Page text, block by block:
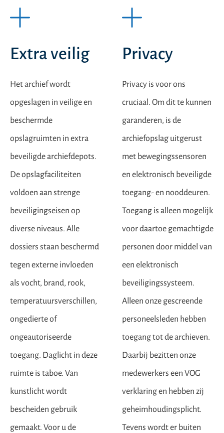
Extra veilig
Het archief wordt
opgeslagen in veilige en
beschermde
opslagruimten in extra
beveiligde archiefdepots.
De opslagfaciliteiten
voldoen aan strenge
beveiligingseisen op
diverse niveaus. Alle
dossiers staan beschermd
tegen externe invloeden
als vocht, brand, rook,
temperatuursverschillen,
ongedierte of
ongeautoriseerde
toegang. Daglicht in deze
ruimte is taboe. Van
kunstlicht wordt
bescheiden gebruik
gemaakt. Voor u de
Privacy
Privacy is voor ons
cruciaal. Om dit te kunnen
garanderen, is de
archiefopslag uitgerust
met bewegingssensoren
en elektronisch beveiligde
toegang- en nooddeuren.
Toegang is alleen mogelijk
voor daartoe gemachtigde
personen door middel van
een elektronisch
beveiligingssysteem.
Alleen onze gescreende
personeelsleden hebben
toegang tot de archieven.
Daarbij bezitten onze
medewerkers een VOG
verklaring en hebben zij
geheimhoudingsplicht.
Tevens wordt er buiten